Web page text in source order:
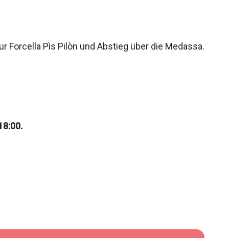
Forcella Pìs Pilòn und Abstieg über die Medassa.